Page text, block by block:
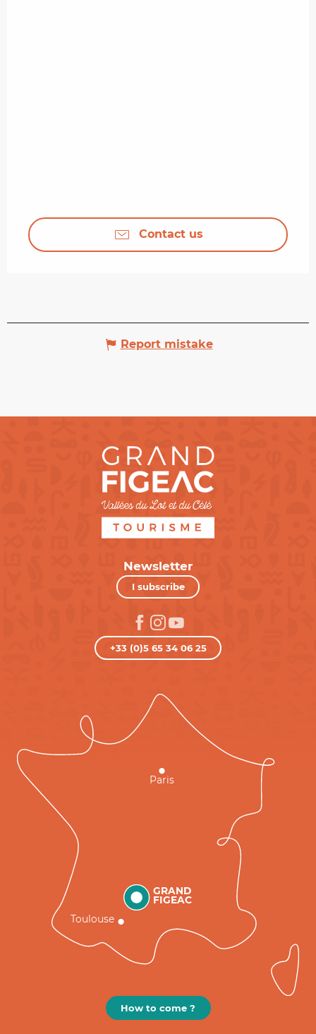
Contact us
Report mistake
Newsletter
I subscribe
+33 (0)5 65 34 06 25
GRAND
FIGEAC
Toulouse
Paris
How to come ?